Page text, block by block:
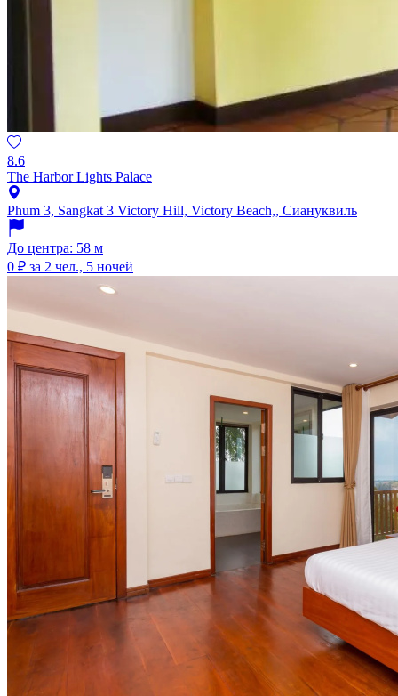
8.6
The Harbor Lights Palace
Phum 3, Sangkat 3 Victory Hill, Victory Beach,, Сиануквиль
До центра: 58 м
0 ₽ за 2 чел., 5 ночей